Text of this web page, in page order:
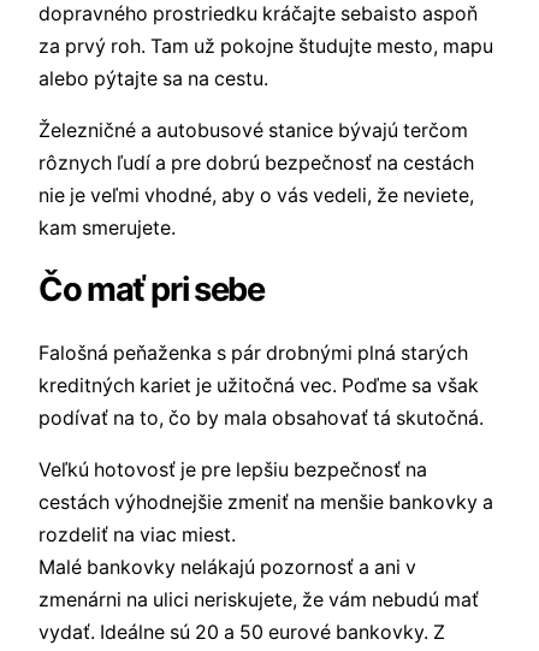
dopravného prostriedku kráčajte sebaisto aspoň
za prvý roh. Tam už pokojne študujte mesto, mapu
alebo pýtajte sa na cestu.
Železničné a autobusové stanice bývajú terčom
rôznych ľudí a pre dobrú bezpečnosť na cestách
nie je veľmi vhodné, aby o vás vedeli, že neviete,
kam smerujete.
Čo mať pri sebe
Falošná peňaženka s pár drobnými plná starých
kreditných kariet je užitočná vec. Poďme sa však
podívať na to, čo by mala obsahovať tá skutočná.
Veľkú hotovosť je pre lepšiu bezpečnosť na
cestách výhodnejšie zmeniť na menšie bankovky a
rozdeliť na viac miest.
Malé bankovky nelákajú pozornosť a ani v
zmenárni na ulici neriskujete, že vám nebudú mať
vydať. Ideálne sú 20 a 50 eurové bankovky. Z